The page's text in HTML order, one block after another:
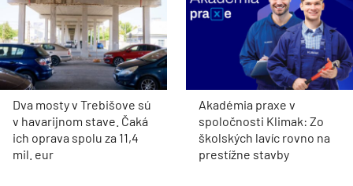
Dva mosty v Trebišove sú
v havarijnom stave. Čaká
ich oprava spolu za 11,4
mil. eur
Akadémia praxe v
spoločnosti Klimak: Zo
školských lavíc rovno na
prestížne stavby